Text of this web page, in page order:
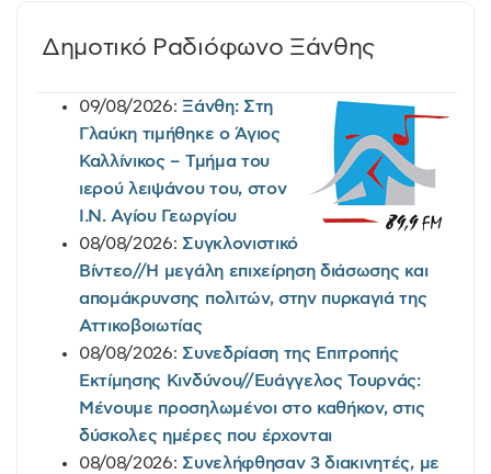
Δημοτικό Ραδιόφωνο Ξάνθης
09/08/2026: Ξάνθη: Στη
Γλαύκη τιμήθηκε ο Άγιος
Καλλίνικος – Τμήμα του
ιερού λειψάνου του, στον
Ι.Ν. Αγίου Γεωργίου
08/08/2026: Συγκλονιστικό
Βίντεο//Η μεγάλη επιχείρηση διάσωσης και
απομάκρυνσης πολιτών, στην πυρκαγιά της
Αττικοβοιωτίας
08/08/2026: Συνεδρίαση της Επιτροπής
Εκτίμησης Κινδύνου//Ευάγγελος Τουρνάς:
Μένουμε προσηλωμένοι στο καθήκον, στις
δύσκολες ημέρες που έρχονται
08/08/2026: Συνελήφθησαν 3 διακινητές, με